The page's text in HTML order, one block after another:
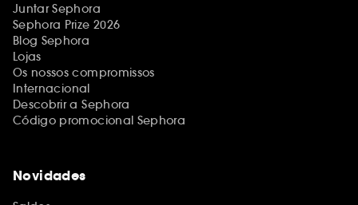
Juntar Sephora
Sephora Prize 2026
Blog Sephora
Lojas
Os nossos compromissos
Internacional
Descobrir a Sephora
Código promocional Sephora
Novidades